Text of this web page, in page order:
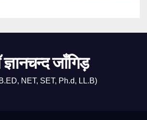
जाँगिड़
NET, SET, Ph.d, LL.B)